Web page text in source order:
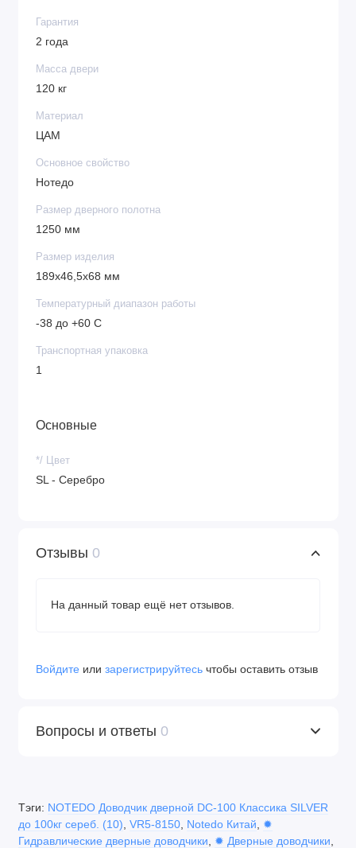
Гарантия
2 года
Масса двери
120 кг
Материал
ЦАМ
Основное свойство
Нотедо
Размер дверного полотна
1250 мм
Размер изделия
189x46,5x68 мм
Температурный диапазон работы
-38 до +60 С
Транспортная упаковка
1
Основные
*/ Цвет
SL - Серебро
Отзывы 0
На данный товар ещё нет отзывов.
Войдите или зарегистрируйтесь чтобы оставить отзыв
Вопросы и ответы 0
Тэги: NOTEDO Доводчик дверной DC-100 Классика SILVER
до 100кг сереб. (10) VR5-8150, Notedo Китай
✹
Гидравлические дверные доводчики
✹ Дверные доводчики